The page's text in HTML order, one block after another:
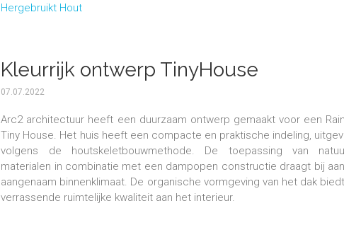
Hergebruikt Hout
Kleurrijk ontwerp TinyHouse
07.07.2022
Arc2 architectuur heeft een duurzaam ontwerp gemaakt voor een
Tiny House. Het huis heeft een compacte en praktische indeling,
volgens de houtskeletbouwmethode. De toepassing van
materialen in combinatie met een dampopen constructie draagt bij
aangenaam binnenklimaat. De organische vormgeving van het dak
verrassende ruimtelijke kwaliteit aan het interieur.